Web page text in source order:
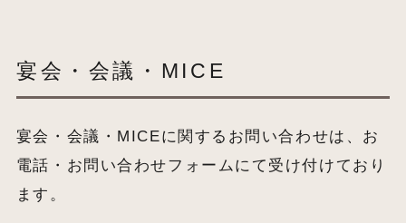
宴会・会議・MICE
宴会・会議・MICEに関するお問い合わせは、お
電話・お問い合わせフォームにて受け付けており
ます。